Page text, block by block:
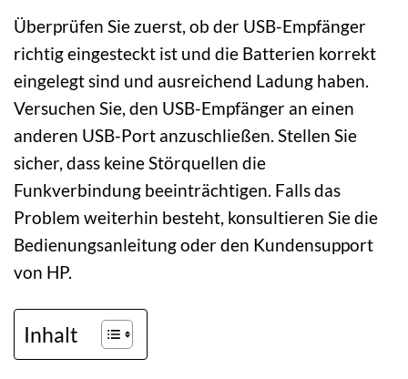
Überprüfen Sie zuerst, ob der USB-Empfänger
richtig eingesteckt ist und die Batterien korrekt
eingelegt sind und ausreichend Ladung haben.
Versuchen Sie, den USB-Empfänger an einen
anderen USB-Port anzuschließen. Stellen Sie
sicher, dass keine Störquellen die
Funkverbindung beeinträchtigen. Falls das
Problem weiterhin besteht, konsultieren Sie die
Bedienungsanleitung oder den Kundensupport
von HP.
Inhalt